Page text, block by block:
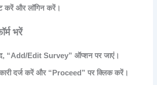
करें और लॉगिन करें।
भरें
“Add/Edit Survey” ऑप्शन पर जाएं।
दर्ज करें और “Proceed” पर क्लिक करें।